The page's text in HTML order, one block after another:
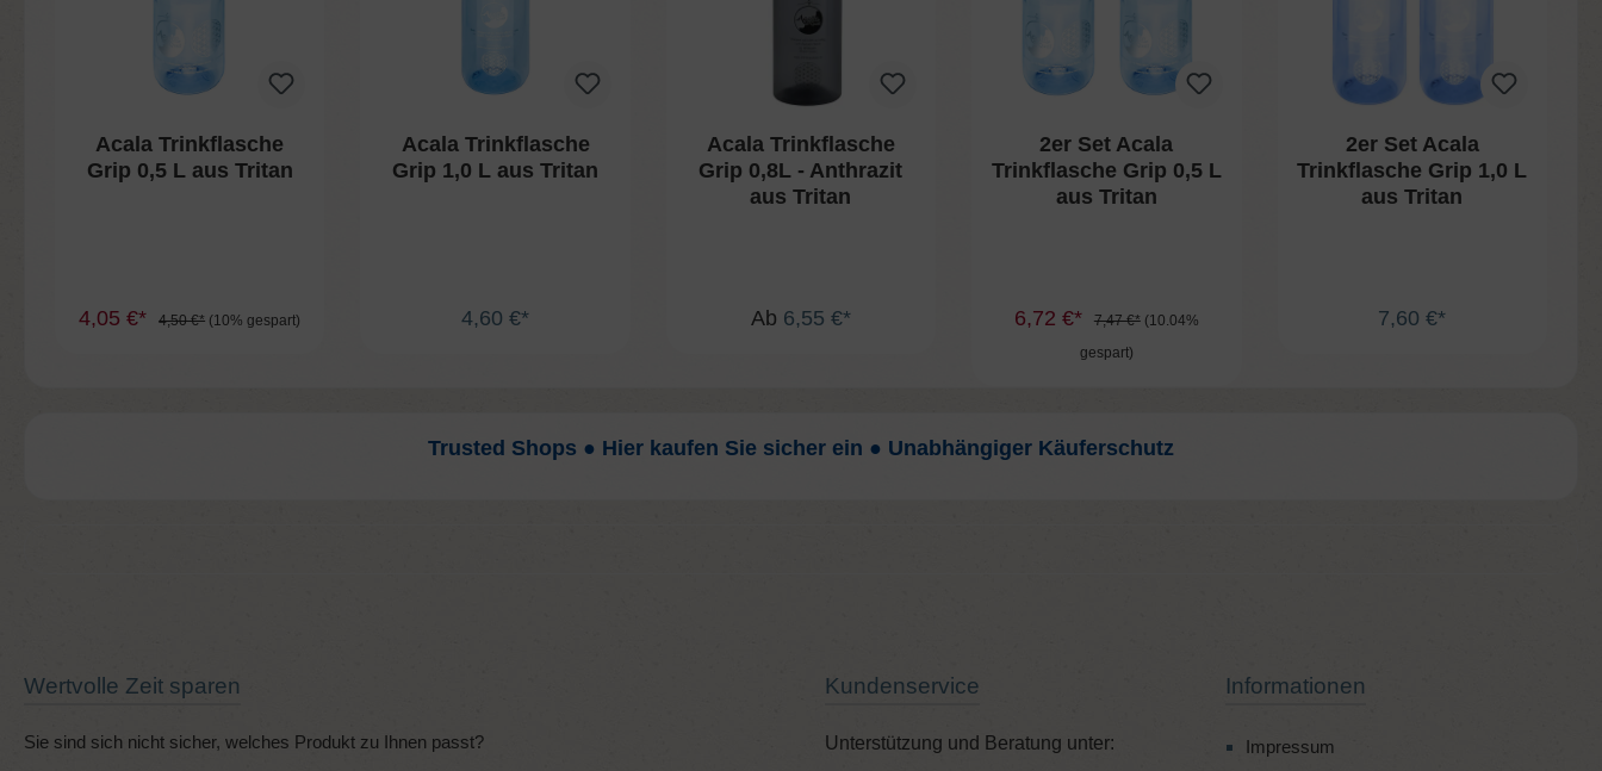
Acala Trinkflasche
Grip 0,5 L aus Tritan
4,05 €* 4,50 €* (10% gespart)
Acala Trinkflasche
Grip 1,0 L aus Tritan
4,60 €*
Acala Trinkflasche
Grip 0,8L - Anthrazit
aus Tritan
Ab 6,55 €*
2er Set Acala
Trinkflasche Grip 0,5 L
aus Tritan
6,72 €* 7,47 €* (10.04%
gespart)
2er Set Acala
Trinkflasche Grip 1,0 L
aus Tritan
7,60 €*
Trusted Shops ● Hier kaufen Sie sicher ein ● Unabhängiger Käuferschutz
Wertvolle Zeit sparen
Sie sind sich nicht sicher, welches Produkt zu Ihnen passt?
Informationen
Impressum
Kundenservice
Unterstützung und Beratung unter: